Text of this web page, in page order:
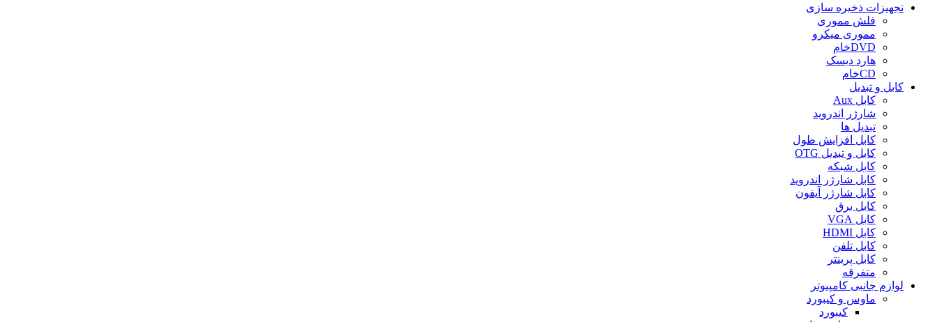
تجهیزات ذخیره سازی
فلش مموری
مموری میکرو
DVDخام
هارد دیسک
CDخام
کابل و تبدیل
کابل Aux
شارژر اندروید
تبدیل ها
کابل افزایش طول
کابل و تبدیل OTG
کابل شبکه
کابل شارژر اندروید
کابل شارژر آیفون
کابل برق
کابل VGA
کابل HDMI
کابل تلفن
کابل پرینتر
متفرقه
لوازم جانبی کامپیوتر
ماوس و کیبورد
کیبورد